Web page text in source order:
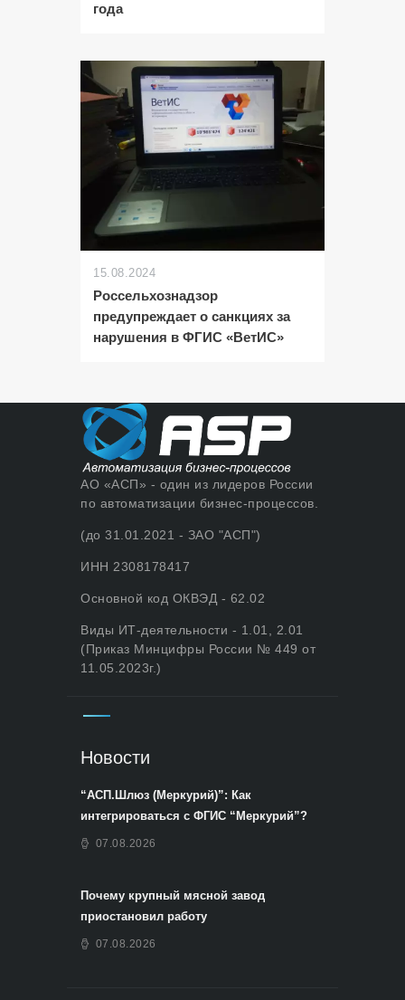
года
15.08.2024
Россельхознадзор
предупреждает о санкциях за
нарушения в ФГИС «ВетИС»
АО «АСП» - один из лидеров России
по автоматизации бизнес-процессов.
(до 31.01.2021 - ЗАО "АСП")
ИНН 2308178417
Основной код ОКВЭД - 62.02
Виды ИТ-деятельности - 1.01, 2.01
(Приказ Минцифры России № 449 от
11.05.2023г.)
Новости
“АСП.Шлюз (Меркурий)”: Как
интегрироваться с ФГИС “Меркурий”?
07.08.2026
Почему крупный мясной завод
приостановил работу
07.08.2026